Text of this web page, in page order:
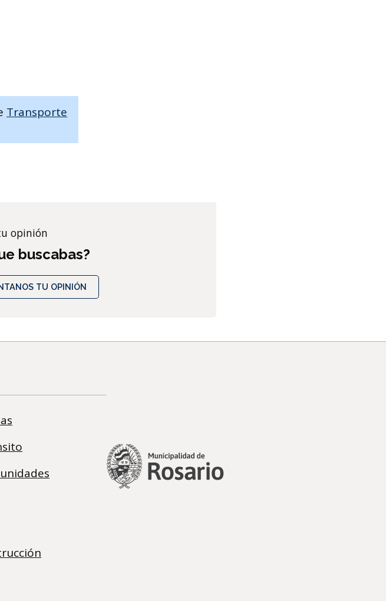
Transporte
opinión
buscabas?
TU OPINIÓN